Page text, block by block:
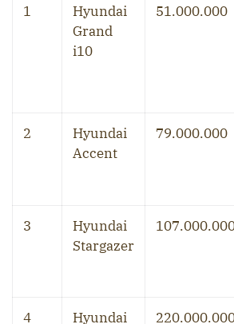
1
Hyundai
Grand
i10
51.000.000
2
Hyundai
Accent
79.000.000
3
Hyundai
Stargazer
4
Hyundai